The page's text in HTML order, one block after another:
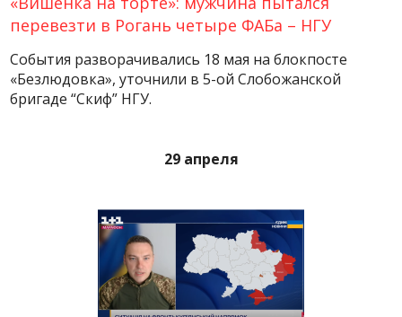
перевезти в Рогань четыре ФАБа – НГУ
События разворачивались 18 мая на блокпосте
«Безлюдовка», уточнили в 5-ой Слобожанской
бригаде “Скиф” НГУ.
29 апреля